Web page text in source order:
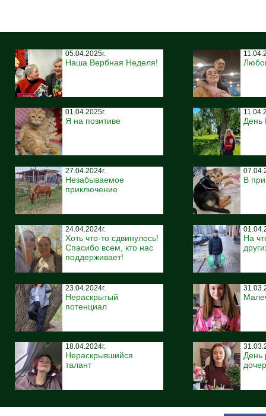
05.04.2025г.
Наша Вербная Неделя!
01.04.2025г.
Я на позитиве
27.04.2024г.
Незабываемое
приключение
24.04.2024г.
Хоть что-то сдвинулось!
Спасибо всем, кто нас
поддерживает!
23.04.2024г.
Нераскрытый
потенциал
18.04.2024г.
Нераскрывшийся
талант
День
В
На
День